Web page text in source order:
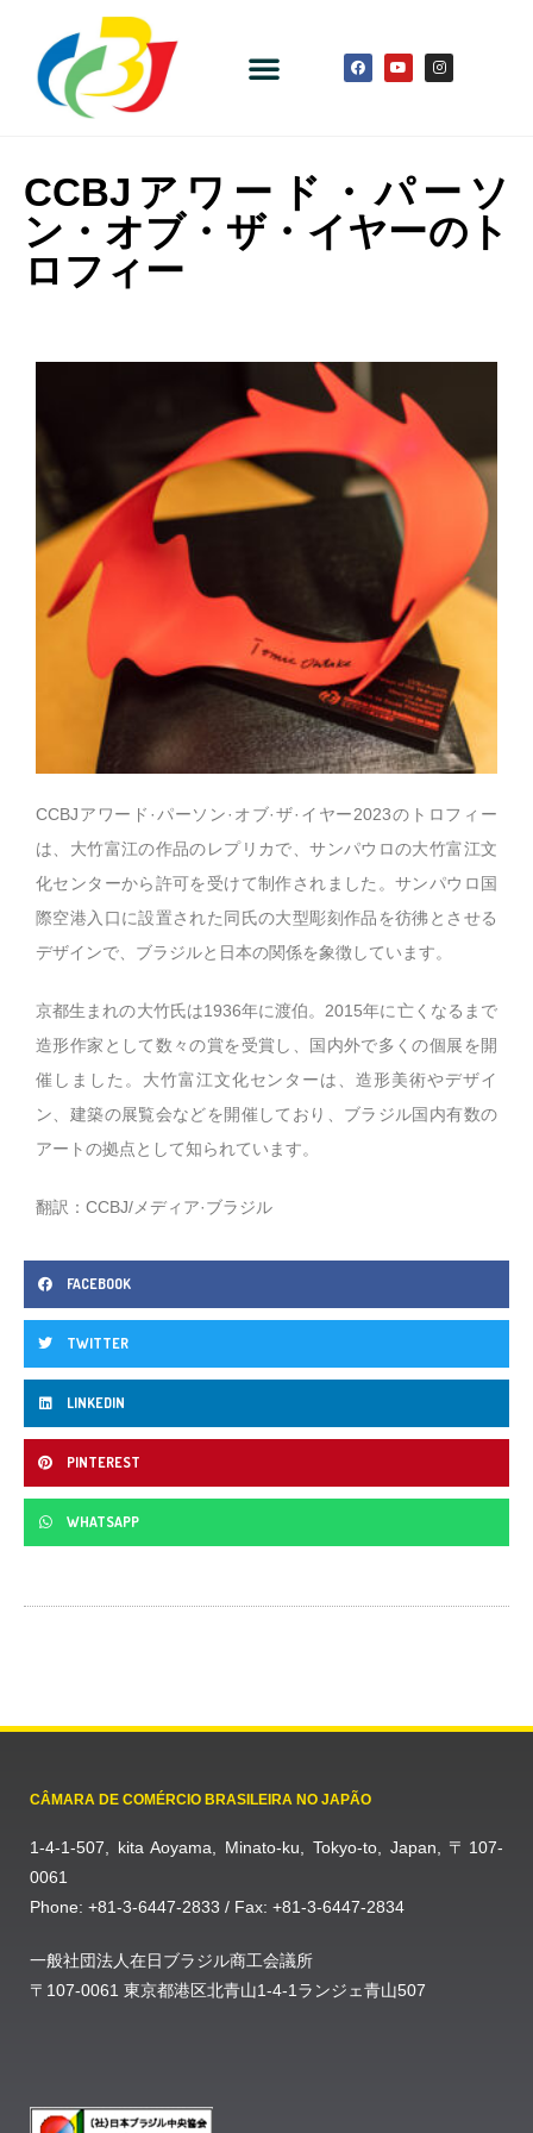
CCBJアワード・パーソ
ン・オブ・ザ・イヤーのト
ロフィー
CCBJアワード·パーソン·オブ·ザ·イヤー2023のトロフィー
は、大竹富江の作品のレプリカで、サンパウロの大竹富江文
化センターから許可を受けて制作されました。サンパウロ国
際空港入口に設置された同氏の大型彫刻作品を彷彿とさせる
デザインで、ブラジルと日本の関係を象徴しています。
京都生まれの大竹氏は1936年に渡伯。2015年に亡くなるまで
造形作家として数々の賞を受賞し、国内外で多くの個展を開
催しました。大竹富江文化センターは、造形美術やデザイ
ン、建築の展覧会などを開催しており、ブラジル国内有数の
アートの拠点として知られています。
翻訳：CCBJ/メディア·ブラジル
FACEBOOK
TWITTER
LINKEDIN
PINTEREST
WHATSAPP
CÂMARA DE COMÉRCIO BRASILEIRA NO JAPÃO
1-4-1-507, kita Aoyama, Minato-ku, Tokyo-to, Japan, 〒107-
0061
Phone: +81-3-6447-2833 / Fax: +81-3-6447-2834
一般社団法人在日ブラジル商工会議所
〒107-0061 東京都港区北青山1-4-1ランジェ青山507